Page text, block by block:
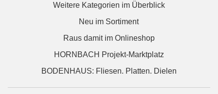
Weitere Kategorien im Überblick
Neu im Sortiment
Raus damit im Onlineshop
HORNBACH Projekt-Marktplatz
BODENHAUS: Fliesen. Platten. Dielen